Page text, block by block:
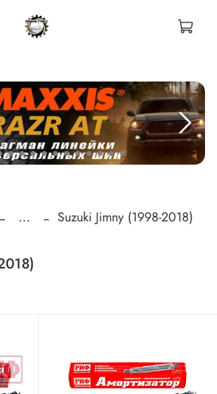
... Suzuki Jimny (1998-2018)